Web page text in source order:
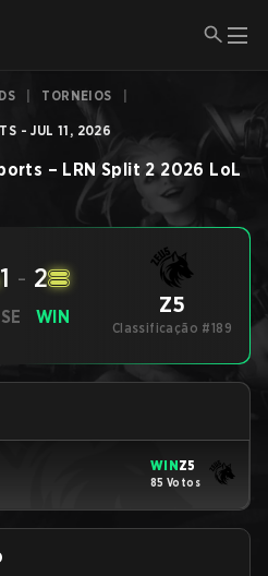
TORNEIOS
- JUL 11, 2026
– LRN Split 2 2026 LoL
1 - 2
WIN Z5
Classificação #189
WINZ5
85 Votos